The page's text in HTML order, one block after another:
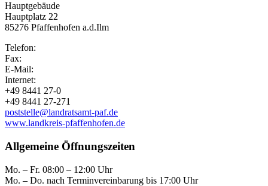
Hauptgebäude
Hauptplatz 22
85276 Pfaffenhofen a.d.Ilm
Telefon:
Fax:
E-Mail:
Internet:
+49 8441 27-0
+49 8441 27-271
poststelle@landratsamt-paf.de
www.landkreis-pfaffenhofen.de
Allgemeine Öffnungszeiten
Mo. – Fr. 08:00 – 12:00 Uhr
Mo. – Do. nach Terminvereinbarung bis 17:00 Uhr